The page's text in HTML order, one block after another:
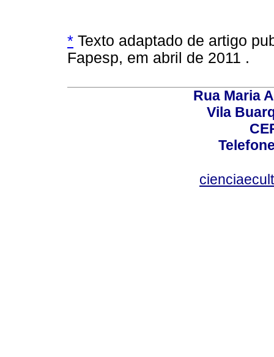
* Texto adaptado de artigo
Fapesp, em abril de 2011 .
Rua Maria
Vila